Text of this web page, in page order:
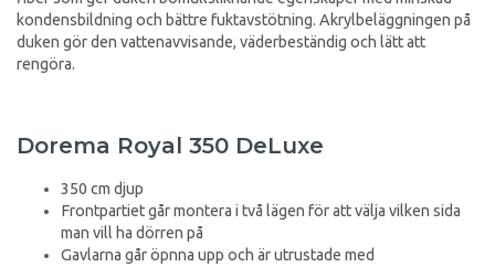
kondensbildning och bättre fuktavstötning. Akrylbeläggningen på
duken gör den vattenavvisande, väderbeständig och lätt att
rengöra.
Dorema Royal 350 DeLuxe
350 cm djup
Frontpartiet går montera i två lägen för att välja vilken sida
man vill ha dörren på
Gavlarna går öpnna upp och är utrustade med